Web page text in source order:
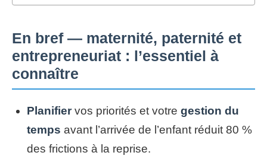
En bref — maternité, paternité et
entrepreneuriat : l’essentiel à
connaître
Planifiervos priorités et votre gestion du
temps avant l’arrivée de l’enfant réduit 80 %
des frictions à la reprise.